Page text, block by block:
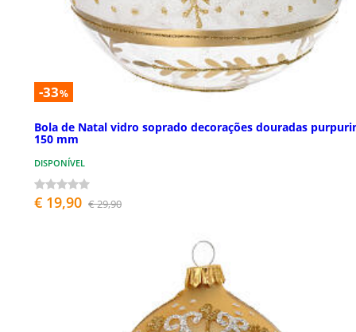
-33%
Bola de Natal vidro soprado decorações douradas
150 mm
DISPONÍVEL
€ 19,90 € 29,90